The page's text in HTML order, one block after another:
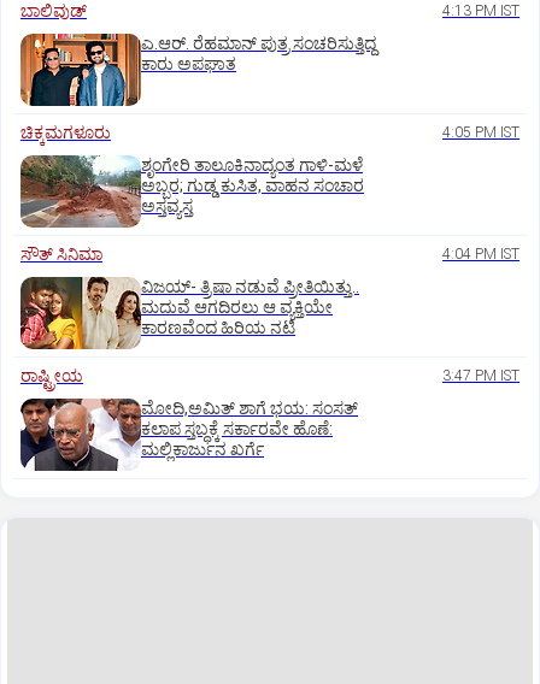
ಬಾಲಿವುಡ್‌ 4:13 PM IST
ಎ.ಆರ್. ರೆಹಮಾನ್ ಪುತ್ರ ಸಂಚರಿಸುತ್ತಿದ್ದ
ಕಾರು ಅಪಘಾತ
ಚಿಕ್ಕಮಗಳೂರು 4:05 PM IST
ಶೃಂಗೇರಿ ತಾಲೂಕಿನಾದ್ಯಂತ ಗಾಳಿ-ಮಳೆ
ಅಬ್ಬರ; ಗುಡ್ಡ ಕುಸಿತ, ವಾಹನ ಸಂಚಾರ
ಅಸ್ತವ್ಯಸ್ತ
ಸೌತ್‌ ಸಿನಿಮಾ 4:04 PM IST
ವಿಜಯ್‌- ತ್ರಿಷಾ ನಡುವೆ ಪ್ರೀತಿಯಿತ್ತು..
ಮದುವೆ ಆಗದಿರಲು ಆ ವ್ಯಕ್ತಿಯೇ
ಕಾರಣವೆಂದ ಹಿರಿಯ ನಟಿ
ರಾಷ್ಟ್ರೀಯ 3:47 PM IST
ಮೋದಿ,ಅಮಿತ್ ಶಾಗೆ ಭಯ: ಸಂಸತ್
ಕಲಾಪ ಸ್ತಬ್ಧಕ್ಕೆ ಸರ್ಕಾರವೇ ಹೊಣೆ:
ಮಲ್ಲಿಕಾರ್ಜುನ ಖರ್ಗೆ